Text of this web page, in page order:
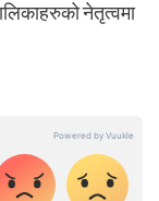
नेतृत्वमा